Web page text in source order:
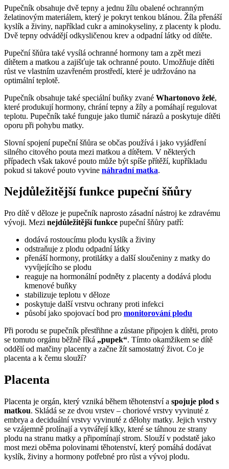
Pupečník obsahuje dvě tepny a jednu žílu obalené ochranným
želatinovým materiálem, který je pokryt tenkou blánou. Žíla přenáší
kyslík a živiny, například cukr a aminokyseliny, z placenty k plodu.
Dvě tepny odvádějí odkysličenou krev a odpadní látky od dítěte.
Pupeční šňůra také vysílá ochranné hormony tam a zpět mezi
dítětem a matkou a zajišťuje tak ochranné pouto. Umožňuje dítěti
růst ve vlastním uzavřeném prostředí, které je udržováno na
optimální teplotě.
Pupečník obsahuje také speciální buňky zvané Whartonovo želé,
které produkují hormony, chrání tepny a žíly a pomáhají regulovat
teplotu. Pupečník také funguje jako tlumič nárazů a poskytuje dítěti
oporu při pohybu matky.
Slovní spojení pupeční šňůra se občas používá i jako vyjádření
silného citového pouta mezi matkou a dítětem. V některých
případech však takové pouto může být spíše přítěží, kupříkladu
pokud si takové pouto vyvine náhradní matka.
Nejdůležitější funkce pupeční šňůry
Pro dítě v děloze je pupečník naprosto zásadní nástroj ke zdravému
vývoji. Mezi nejdůležitější funkce pupeční šňůry patří:
dodává rostoucímu plodu kyslík a živiny
odstraňuje z plodu odpadní látky
přenáší hormony, protilátky a další sloučeniny z matky do
vyvíjejícího se plodu
reaguje na hormonální podněty z placenty a dodává plodu
kmenové buňky
stabilizuje teplotu v děloze
poskytuje další vrstvu ochrany proti infekci
působí jako spojovací bod pro monitorování plodu
Při porodu se pupečník přestřihne a zůstane připojen k dítěti, proto
se tomuto orgánu běžně říká „pupek“. Tímto okamžikem se dítě
oddělí od matčiny placenty a začne žít samostatný život. Co je
placenta a k čemu slouží?
Placenta
Placenta je orgán, který vzniká během těhotenství a spojuje plod s
matkou. Skládá se ze dvou vrstev – choriové vrstvy vyvinuté z
embrya a deciduální vrstvy vyvinuté z dělohy matky. Jejich vrstvy
se vzájemně prolínají a vytvářejí klky, které se táhnou ze strany
plodu na stranu matky a připomínají strom. Slouží v podstatě jako
most mezi oběma polovinami těhotenství, který pomáhá dodávat
kyslík, živiny a hormony potřebné pro růst a vývoj plodu.